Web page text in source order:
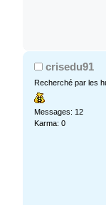
crisedu91
Recherché par les
Messages: 12
Karma: 0